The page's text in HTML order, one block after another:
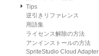
Tips
逆引きリファレンス
用語集
ライセンス解除の方法
アンインストールの方法
SpriteStudio Cloud Adapter